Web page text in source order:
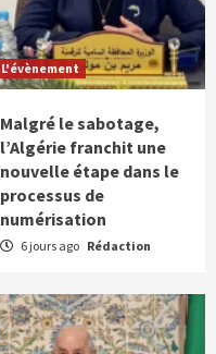
L'évènement
Malgré le sabotage,
l’Algérie franchit une
nouvelle étape dans le
processus de
numérisation
6 jours ago Rédaction